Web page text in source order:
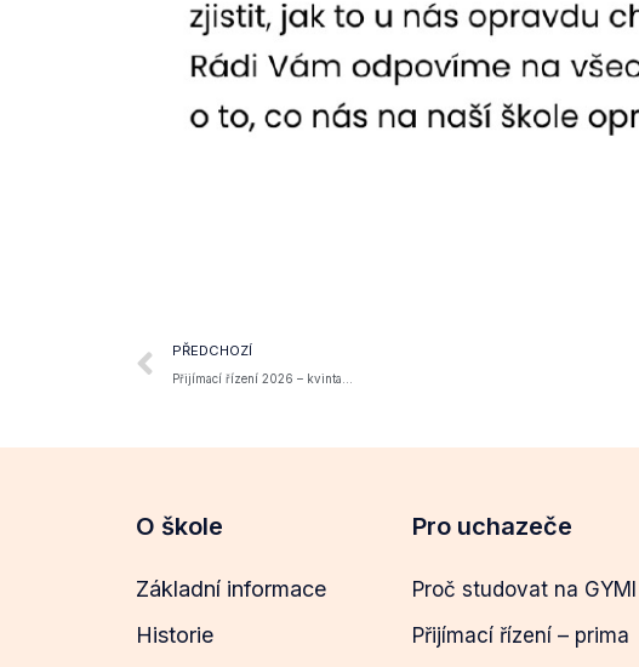
PŘEDCHOZÍ
Přijímací řízení 2026 – kvinta…
O škole
Základní informace
Historie
Pro uchazeče
Proč studovat na GYMI
Přijímací řízení – prima